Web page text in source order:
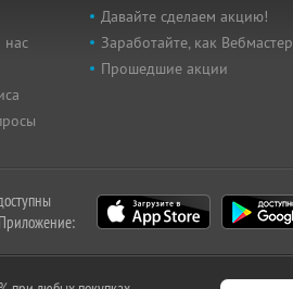
нас
Давайте сделаем акцию!
Заработайте, как Вебмастер
Прошедшие акции